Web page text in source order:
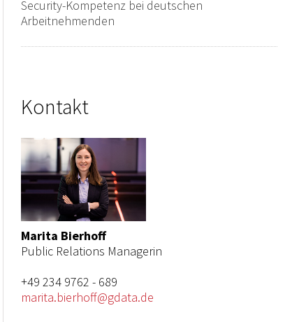
Security-Kompetenz bei deutschen
Arbeitnehmenden
Kontakt
Marita Bierhoff
Public Relations Managerin
+49 234 9762 - 689
marita.bierhoff@gdata.de